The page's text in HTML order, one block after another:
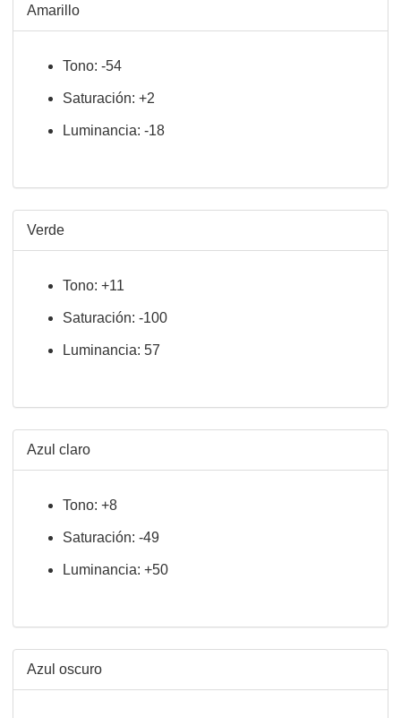
Amarillo
Tono: -54
Saturación: +2
Luminancia: -18
Verde
Tono: +11
Saturación: -100
Luminancia: 57
Azul claro
Tono: +8
Saturación: -49
Luminancia: +50
Azul oscuro